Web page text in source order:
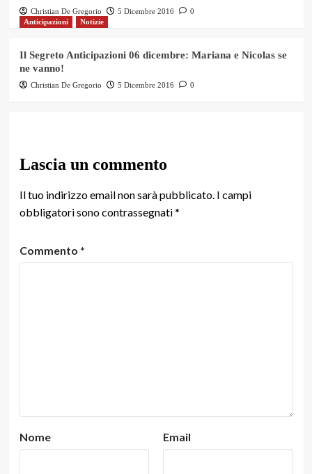
Christian De Gregorio 5 Dicembre 2016
0
Anticipazioni
Notizie
Il Segreto Anticipazioni 06 dicembre: Mariana e Nicolas se
ne vanno!
Christian De Gregorio 5 Dicembre 2016 0
Lascia un commento
Il tuo indirizzo email non sarà pubblicato. I campi
obbligatori sono contrassegnati*
Commento *
Nome Email